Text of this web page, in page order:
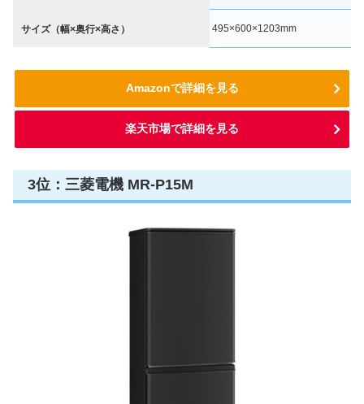
サイズ（幅×奥行×高さ） 495×600×1203mm
Amazonで詳細を見る
楽天市場で詳細を見る
3位：三菱電機 MR-P15M